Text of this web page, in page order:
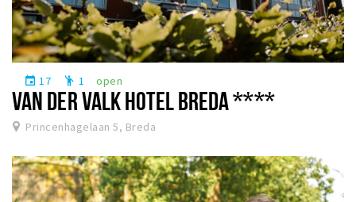
event 17 emoji_people 1 open
VAN DER VALK HOTEL BREDA ****
Princenhagelaan 5, Breda